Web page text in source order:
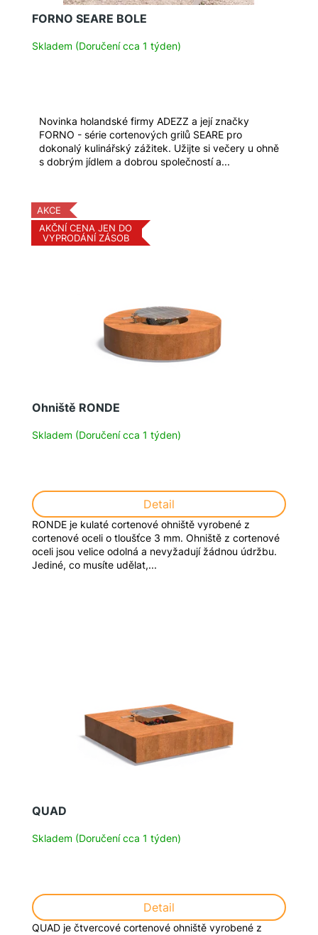
FORNO SEARE BOLE
Skladem (Doručení cca 1 týden)
Novinka holandské firmy ADEZZ a její značky
FORNO - série cortenových grilů SEARE pro
dokonalý kulinářský zážitek. Užijte si večery u ohně
s dobrým jídlem a dobrou společností a...
AKCE
AKČNÍ CENA JEN DO
VYPRODÁNÍ ZÁSOB
Ohniště RONDE
Skladem (Doručení cca 1 týden)
Detail
RONDE je kulaté cortenové ohniště vyrobené z
cortenové oceli o tloušťce 3 mm. Ohniště z cortenové
oceli jsou velice odolná a nevyžadují žádnou údržbu.
Jediné, co musíte udělat,...
QUAD
Skladem (Doručení cca 1 týden)
Detail
QUAD je čtvercové cortenové ohniště vyrobené z